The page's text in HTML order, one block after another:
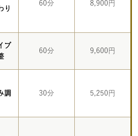
り
60分 8,900円
プ
60分 9,600円
調
30分 5,250円